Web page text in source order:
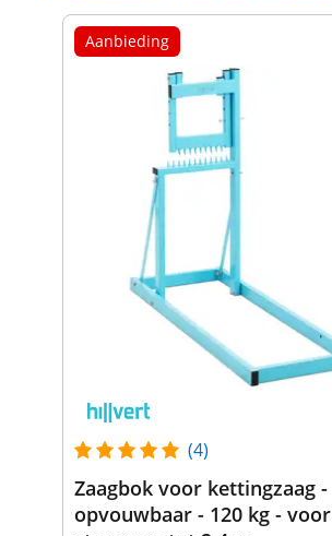
Aanbieding
(4)
Zaagbok voor kettingzaag -
opvouwbaar - 120 kg - voor